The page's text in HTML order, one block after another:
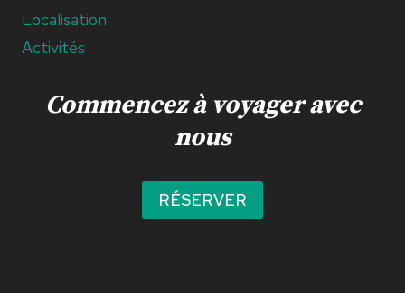
Localisation
Activités
Commencez à voyager avec
nous
RÉSERVER